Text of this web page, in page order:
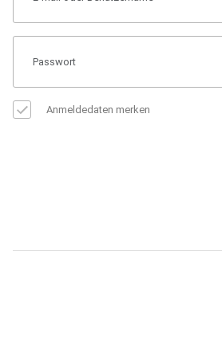
Anmeldedaten merken